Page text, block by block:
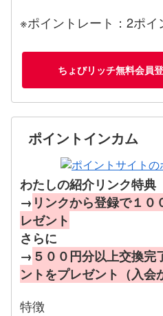
※ポイントレート：2ポイ
ちょびリッチ無料会員
ポイントインカム
わたしの紹介リンク特典
→ リンクから登録で１
レゼント
さらに
→ ５００円分以上交換完
ントをプレゼント（入会
特徴